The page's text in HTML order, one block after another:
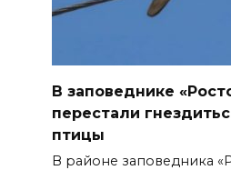
В заповеднике
перестали
птицы
В районе заповедника